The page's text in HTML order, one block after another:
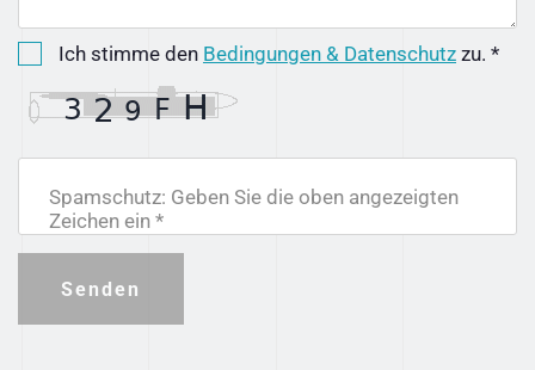
Ich stimme den Bedingungen & Datenschutz zu. *
Spamschutz: Geben Sie die oben angezeigten
Zeichen ein *
Senden